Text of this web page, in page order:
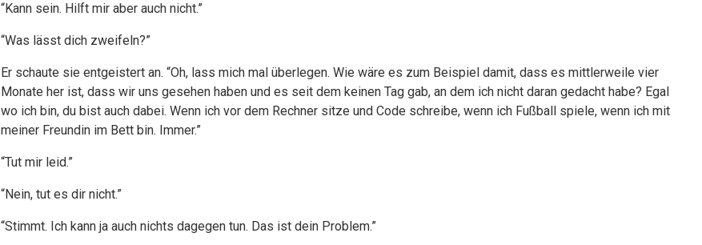
“Kann sein. Hilft mir aber auch nicht.”
“Was lässt dich zweifeln?”
Er schaute sie entgeistert an. “Oh, lass mich mal überlegen. Wie wäre es zum Beispiel damit, dass es mittlerweile vier
Monate her ist, dass wir uns gesehen haben und es seit dem keinen Tag gab, an dem ich nicht daran gedacht habe? Egal
wo ich bin, du bist auch dabei. Wenn ich vor dem Rechner sitze und Code schreibe, wenn ich Fußball spiele, wenn ich mit
meiner Freundin im Bett bin. Immer.”
“Tut mir leid.”
“Nein, tut es dir nicht.”
“Stimmt. Ich kann ja auch nichts dagegen tun. Das ist dein Problem.”